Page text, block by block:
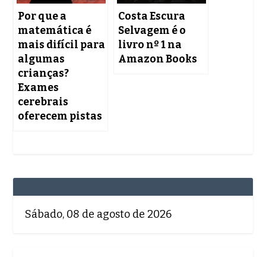
Por que a
matemática é
mais difícil para
algumas
crianças?
Exames
cerebrais
oferecem pistas
Costa Escura
Selvagem é o
livro nº 1 na
Amazon Books
Sábado, 08 de agosto de 2026